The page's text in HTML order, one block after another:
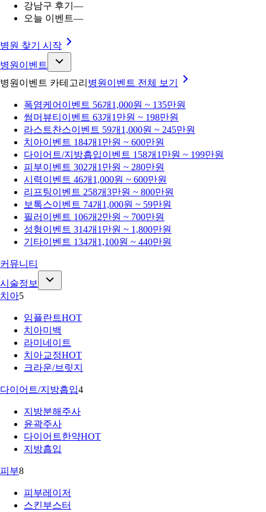
강남구 후기 —
오늘 이벤트—
병원 찾기 시작
병원이벤트
병원이벤트 카테고리 병원이벤트 전체 보기
폭염케어 이벤트 56개 1,000원 ~ 135만원
썸머뷰티 이벤트 63개 1만원 ~ 198만원
라스트찬스이벤트 59개 1,000원 ~ 245만원
치아이벤트 184개 1만원 ~ 600만원
다이어트/지방흡입이벤트 158개 1만원 ~ 199만원
피부이벤트 302개 1만원 ~ 280만원
시력이벤트 46개 1,000원 ~ 600만원
리프팅이벤트 258개3만원 ~ 800만원
보톡스이벤트 74개 1,000원 ~ 59만원
필러 이벤트 106개 2만원 ~ 700만원
성형이벤트 314개 1만원 ~ 1,800만원
기타이벤트 134개 1,100원 ~ 440만원
커뮤니티
시술정보
치아5
임플란트HOT
치아미백
라미네이트
치아교정HOT
크라운/브릿지
다이어트/지방흡입4
지방분해주사
윤곽주사
다이어트한약HOT
지방흡입
피부8
피부레이저
스킨부스터